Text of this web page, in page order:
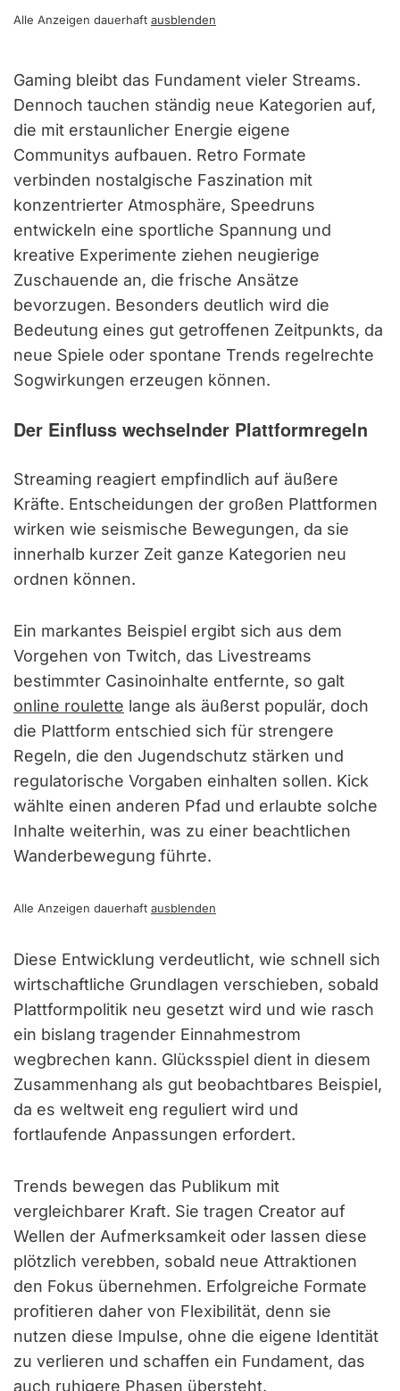
Alle Anzeigen dauerhaft ausblenden
Gaming bleibt das Fundament vieler Streams.
Dennoch tauchen ständig neue Kategorien auf,
die mit erstaunlicher Energie eigene
Communitys aufbauen. Retro Formate
verbinden nostalgische Faszination mit
konzentrierter Atmosphäre, Speedruns
entwickeln eine sportliche Spannung und
kreative Experimente ziehen neugierige
Zuschauende an, die frische Ansätze
bevorzugen. Besonders deutlich wird die
Bedeutung eines gut getroffenen Zeitpunkts, da
neue Spiele oder spontane Trends regelrechte
Sogwirkungen erzeugen können.
Der Einfluss wechselnder Plattformregeln
Streaming reagiert empfindlich auf äußere
Kräfte. Entscheidungen der großen Plattformen
wirken wie seismische Bewegungen, da sie
innerhalb kurzer Zeit ganze Kategorien neu
ordnen können.
Ein markantes Beispiel ergibt sich aus dem
Vorgehen von Twitch, das Livestreams
bestimmter Casinoinhalte entfernte, so galt
online roulette lange als äußerst populär, doch
die Plattform entschied sich für strengere
Regeln, die den Jugendschutz stärken und
regulatorische Vorgaben einhalten sollen. Kick
wählte einen anderen Pfad und erlaubte solche
Inhalte weiterhin, was zu einer beachtlichen
Wanderbewegung führte.
Alle Anzeigen dauerhaft ausblenden
Diese Entwicklung verdeutlicht, wie schnell sich
wirtschaftliche Grundlagen verschieben, sobald
Plattformpolitik neu gesetzt wird und wie rasch
ein bislang tragender Einnahmestrom
wegbrechen kann. Glücksspiel dient in diesem
Zusammenhang als gut beobachtbares Beispiel,
da es weltweit eng reguliert wird und
fortlaufende Anpassungen erfordert.
Trends bewegen das Publikum mit
vergleichbarer Kraft. Sie tragen Creator auf
Wellen der Aufmerksamkeit oder lassen diese
plötzlich verebben, sobald neue Attraktionen
den Fokus übernehmen. Erfolgreiche Formate
profitieren daher von Flexibilität, denn sie
nutzen diese Impulse, ohne die eigene Identität
zu verlieren und schaffen ein Fundament, das
auch ruhigere Phasen übersteht.